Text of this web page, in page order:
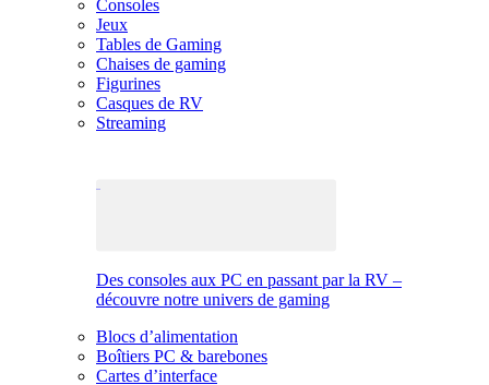
Consoles
Jeux
Tables de Gaming
Chaises de gaming
Figurines
Casques de RV
Streaming
Des consoles aux PC en passant par la RV –
découvre notre univers de gaming
Blocs d’alimentation
Boîtiers PC & barebones
Cartes d’interface